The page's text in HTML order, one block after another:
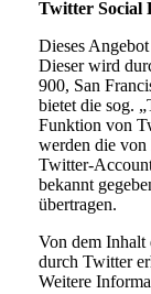
Twitter Social
Dieses
Dieser wird
900, San
bietet die sog.
Funktion von
werden die von
Twitter-
bekannt
übertragen.
Von dem Inhalt
durch Twitter
Weitere